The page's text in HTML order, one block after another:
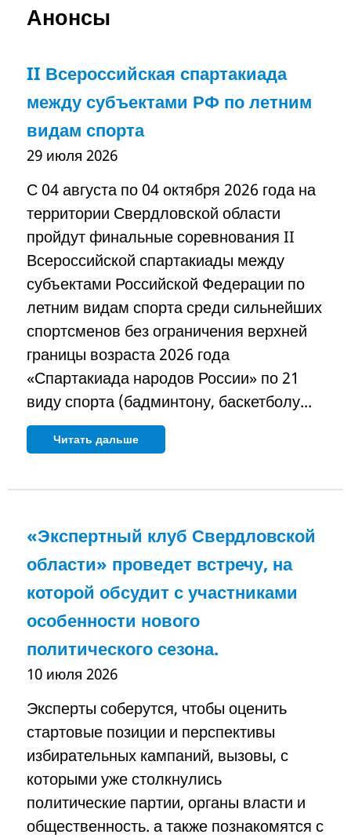
Анонсы
II Всероссийская спартакиада
между субъектами РФ по летним
видам спорта
29 июля 2026
С 04 августа по 04 октября 2026 года на
территории Свердловской области
пройдут финальные соревнования II
Всероссийской спартакиады между
субъектами Российской Федерации по
летним видам спорта среди сильнейших
спортсменов без ограничения верхней
границы возраста 2026 года
«Спартакиада народов России» по 21
виду спорта (бадминтону, баскетболу...
Читать дальше
«Экспертный клуб Свердловской
области» проведет встречу, на
которой обсудит с участниками
особенности нового
политического сезона.
10 июля 2026
Эксперты соберутся, чтобы оценить
стартовые позиции и перспективы
избирательных кампаний, вызовы, с
которыми уже столкнулись
политические партии, органы власти и
общественность. а также познакомятся с